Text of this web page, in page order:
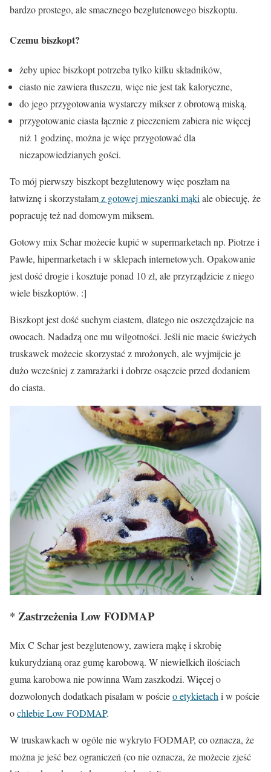
bardzo prostego, ale smacznego bezglutenowego biszkoptu.
Czemu biszkopt?
żeby upiec biszkopt potrzeba tylko kilku składników,
ciasto nie zawiera tłuszczu, więc nie jest tak kaloryczne,
do jego przygotowania wystarczy mikser z obrotową miską,
przygotowanie ciasta łącznie z pieczeniem zabiera nie więcej
niż 1 godzinę, można je więc przygotować dla
niezapowiedzianych gości.
To mój pierwszy biszkopt bezglutenowy więc poszłam na
łatwiznę i skorzystałamz gotowej mieszanki mąki ale obiecuję, że
popracuję też nad domowym miksem.
Gotowy mix Schar możecie kupić w supermarketach np. Piotrze i
Pawle, hipermarketach i w sklepach internetowych. Opakowanie
jest dość drogie i kosztuje ponad 10 zł, ale przyrządzicie z niego
wiele biszkoptów. :]
Biszkopt jest dość suchym ciastem, dlatego nie oszczędzajcie na
owocach. Nadadzą one mu wilgotności. Jeśli nie macie świeżych
truskawek możecie skorzystać z mrożonych, ale wyjmijcie je
dużo wcześniej z zamrażarki i dobrze osączcie przed dodaniem
do ciasta.
* Zastrzeżenia Low FODMAP
Mix C Schar jest bezglutenowy, zawiera mąkę i skrobię
kukurydzianą oraz gumę karobową. W niewielkich ilościach
guma karobowa nie powinna Wam zaszkodzi. Więcej o
dozwolonych dodatkach pisałam w pościeo etykietachi w poście
ochlebie Low FODMAP.
Wtruskawkachw ogóle nie wykryto FODMAP, co oznacza, że
można je jeść bez ograniczeń (co nie oznacza, że możecie zjeść